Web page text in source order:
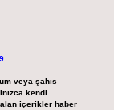
veya şahıs
kendi
alan içerikler haber